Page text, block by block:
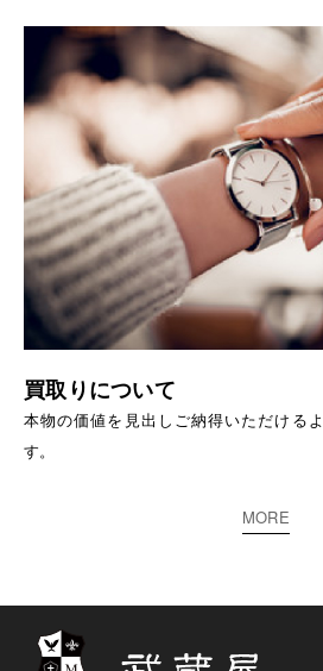
買取りについて
本物の価値を見出しご納得いただける
す。
MORE